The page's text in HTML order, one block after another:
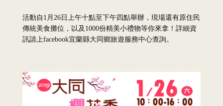
活動自1月26日上午十點至下午四點舉辦，現場還有原住民
傳統美食攤位，以及1000份精美小禮物等你來拿！詳細資
訊請上facebook宜蘭縣大同鄉旅遊服務中心查詢。